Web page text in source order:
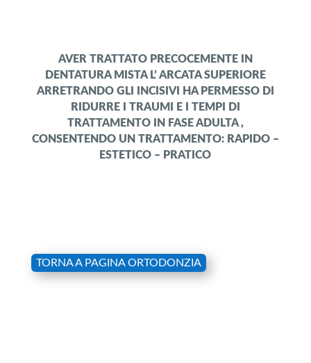
AVER TRATTATO PRECOCEMENTE IN
DENTATURA MISTA L’ ARCATA SUPERIORE
ARRETRANDO GLI INCISIVI HA PERMESSO DI
RIDURRE I TRAUMI E I TEMPI DI
TRATTAMENTO IN FASE ADULTA ,
CONSENTENDO UN TRATTAMENTO: RAPIDO –
ESTETICO – PRATICO
TORNA A PAGINA ORTODONZIA